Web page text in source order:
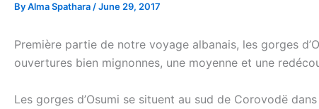
ByAlma Spathara /June 29, 2017
Première partie de notre voyage albanais, les gorges
ouvertures bien mignonnes, une moyenne et une
Les gorges d’Osumi se situent au sud de Corovodë